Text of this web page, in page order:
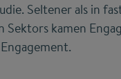
Seltener als in
Sektors kamen